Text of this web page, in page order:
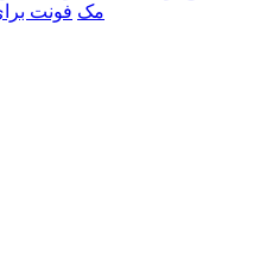
مک فونت